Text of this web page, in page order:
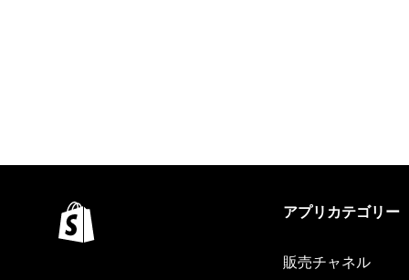
アプリカテゴリー
販売チャネル